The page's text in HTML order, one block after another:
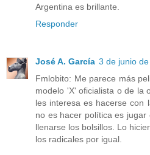
Argentina es brillante.
Responder
José A. García 3 de junio
Fmlobito: Me parece más
modelo 'X' oficialista o de la
les interesa es hacerse con
no es hacer política es
llenarse los bolsillos. Lo
los radicales por igual.